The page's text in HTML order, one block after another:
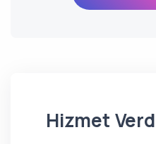
Hizmet